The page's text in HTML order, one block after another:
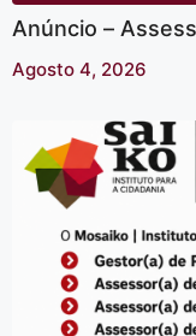
Anúncio –
Agosto 4, 2026